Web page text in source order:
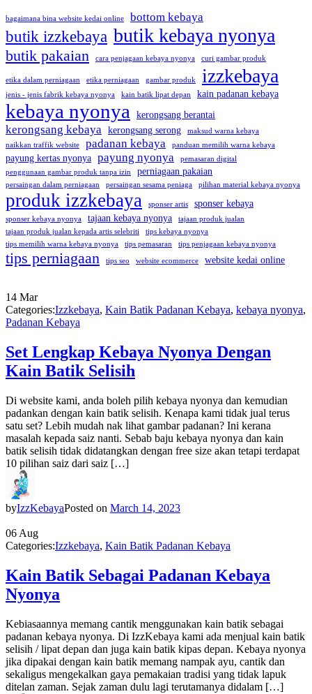
bagaimana bina website kedai online bottom kebaya
butik izzkebaya butik kebaya nyonya
butik pakaian cara penjagaan kebaya nyonya curi gambar produk
etika dalam perniagaan etika perniagaan gambar produk izzkebaya
jenis - jenis fabrik kebaya nyonya kain batik lipat depan kain padanan kebaya
kebaya nyonya kerongsang berantai
kerongsang kebaya kerongsang serong
maksud warna kebaya
naikkan traffik website
padanan kebaya panduan memilih warna kebaya
payung kertas nyonya payung nyonya
pemasaran digital
penggunaan gambar produk tanpa izin
perniagaan pakaian
persaingan dalam perniagaan persaingan sesama peniaga pilihan material kebaya nyonya
produk izzkebaya sponser artis sponser kebaya
sponser kebaya nyonya tajaan kebaya nyonya
tajaan produk jualan
tajaan produk jualan kepada artis selebriti
tips kebaya nyonya
tips memilih warna kebaya nyonya
tips pemasaran tips penjagaan kebaya nyonya
tips perniagaan tips seo website ecommerce website kedai online
14 Mar
Categories:Izzkebaya, Kain Batik Padanan Kebaya, kebaya nyonya,
Padanan Kebaya
Set Lengkap Kebaya Nyonya Dengan
Kain Batik Selisih
Di website kami, anda boleh pilih kebaya nyonya dan kemudian
padankan dengan kain batik selisih. Kenapa kami tidak jual terus
satu set? Lebih mudah nak lihat gambar padanan? Ini kerana
masalah kepada saiz nanti. Sebab baju kebaya nyonya dan kain
batik selisih tidak didatangkan dengan free size akan tetapi terdapat
10 pilihan saiz dari saiz […]
byIzzKebayaPosted on March 14, 2023
06 Aug
Categories:Izzkebaya, Kain Batik Padanan Kebaya
Kain Batik Sebagai Padanan Kebaya
Nyonya
Kebiasaannya memang cantik menggunakan kain batik sebagai
padanan kebaya nyonya. Di IzzKebaya kami ada menjual kain batik
selisih / lipat depan dan juga kain batik kipas depan. Kebaya nyonya
jika dipakai dengan kain batik memang nampak ayu, cantik dan
sekaligus mengekalkan gaya pemakaian tradisi yang tidak lapuk
ditelan zaman. Sejak zaman dulu lagi terutamanya didalam […]